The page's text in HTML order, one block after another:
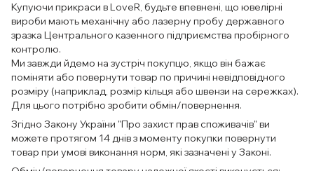
Купуючи прикраси в LoveR, будьте впевнені, що ювелірні
вироби мають механічну або лазерну пробу державного
зразка Центрального казенного підприємства пробірного
контролю.
Ми завжди йдемо на зустріч покупцю, якщо він бажає
поміняти або повернути товар по причині невідповідного
розміру (наприклад, розмір кільця або швензи на сережках).
Для цього потрібно зробити обмін/повернення.
Згідно Закону України "Про захист прав споживачів" ви
можете протягом 14 днів з моменту покупки повернути
товар при умові виконання норм, які зазначені у Законі.